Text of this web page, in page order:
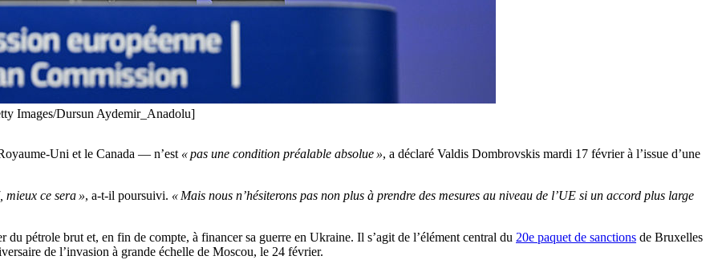
Images/Dursun Aydemir_Anadolu]
Uni et le Canada — n’est « pas une condition préalable absolue », a déclaré Valdis Dombrovskis mardi 17 février à l’issue d’une
ce sera », a-t-il poursuivi. « Mais nous n’hésiterons pas non plus à prendre des mesures au niveau de l’UE si un accord plus large
pétrole brut et, en fin de compte, à financer sa guerre en Ukraine. Il s’agit de l’élément central du 20e paquet de sanctions de Bruxelles
de l’invasion à grande échelle de Moscou, le 24 février.